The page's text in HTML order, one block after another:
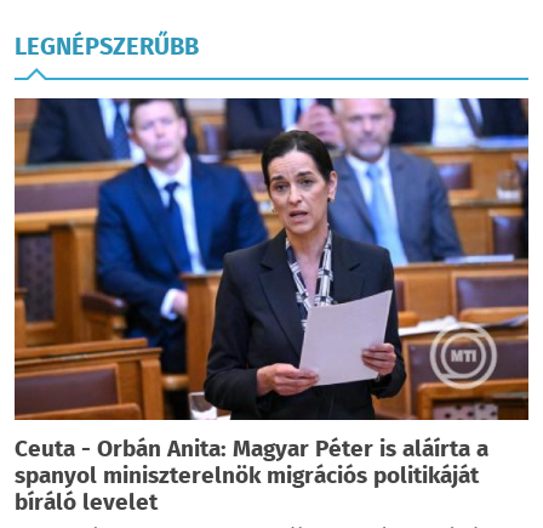
LEGNÉPSZERŰBB
Ceuta - Orbán Anita: Magyar Péter is aláírta a
spanyol miniszterelnök migrációs politikáját
bíráló levelet